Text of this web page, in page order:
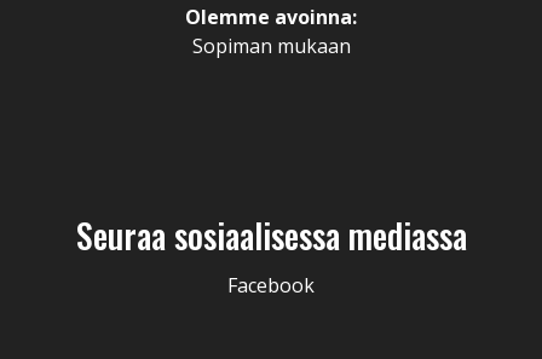
Olemme avoinna:
Sopiman mukaan
Seuraa sosiaalisessa mediassa
Facebook